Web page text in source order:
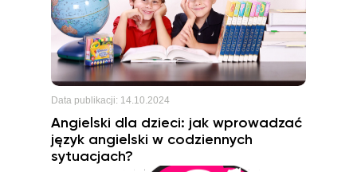
Data publikacji: 14.10.2024
Angielski dla dzieci: jak wprowadzać
język angielski w codziennych
sytuacjach?